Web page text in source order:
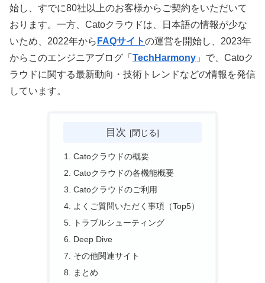
始し、すでに80社以上のお客様からご契約をいただいて
おります。一方、Catoクラウドは、日本語の情報が少な
いため、2022年から FAQサイトの運営を開始し、2023年
からこのエンジニアブログ「 TechHarmony 」で、Catoク
ラウドに関する最新動向・技術トレンドなどの情報を発信
しています。
目次
Catoクラウドの概要
Catoクラウドの各機能概要
Catoクラウドのご利用
よくご質問いただく事項（Top5）
トラブルシューティング
Deep Dive
その他関連サイト
まとめ